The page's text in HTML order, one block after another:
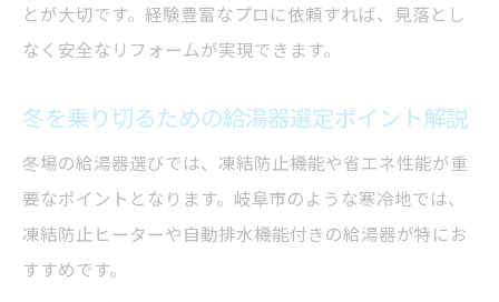
家族の暮らしに合う給湯器選定の実践ポイ
ント
方
水回りリフォームで光熱費を効果的に削減
する方法
とが大切です。経験豊富なプロに依頼すれば、見落とし
なく安全なリフォームが実現できます。
冬を乗り切るための給湯器選定ポイント解説
冬場の給湯器選びでは、凍結防止機能や省エネ性能が重
要なポイントとなります。岐阜市のような寒冷地では、
凍結防止ヒーターや自動排水機能付きの給湯器が特にお
すすめです。